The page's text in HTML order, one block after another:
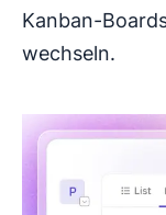
Kanban-
wechseln.